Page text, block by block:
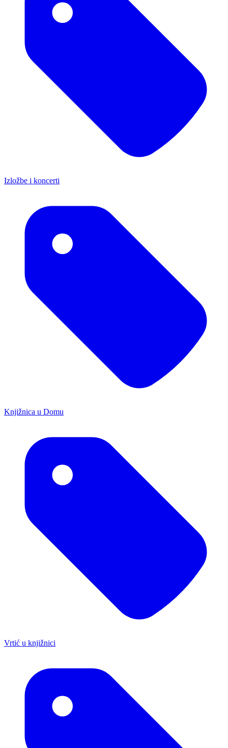
Izložbe i koncerti
Knjižnica u Domu
Vrtić u knjižnici